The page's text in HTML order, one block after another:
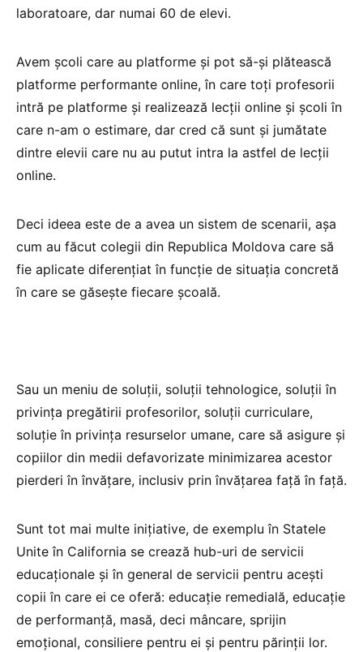
laboratoare, dar numai 60 de elevi.
Avem școli care au platforme și pot să-și plătească
platforme performante online, în care toți profesorii
intră pe platforme și realizează lecții online și școli în
care n-am o estimare, dar cred că sunt și jumătate
dintre elevii care nu au putut intra la astfel de lecții
online.
Deci ideea este de a avea un sistem de scenarii, așa
cum au făcut colegii din Republica Moldova care să
fie aplicate diferențiat în funcție de situația concretă
în care se găsește fiecare școală.
Sau un meniu de soluții, soluții tehnologice, soluții în
privința pregătirii profesorilor, soluții curriculare,
soluție în privința resurselor umane, care să asigure și
copiilor din medii defavorizate minimizarea acestor
pierderi în învățare, inclusiv prin învățarea față în față.
Sunt tot mai multe inițiative, de exemplu în Statele
Unite în California se crează hub-uri de servicii
educaționale și în general de servicii pentru acești
copii în care ei ce oferă: educație remedială, educație
de performanță, masă, deci mâncare, sprijin
emoțional, consiliere pentru ei și pentru părinții lor.